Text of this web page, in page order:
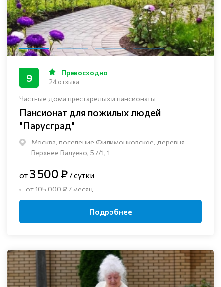
Частные дома престарелых и пансионаты
Пансионат для пожилых людей
"Парусград"
Москва, поселение Филимонковское, деревня
Верхнее Валуево, 57/1, 1
9 Превосходно
24 отзыва
от 3 500 ₽ / сутки
от 105 000 ₽ / месяц
Подробнее